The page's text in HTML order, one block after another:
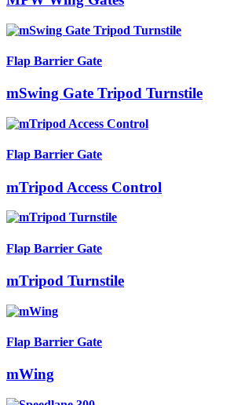
Flap Barrier Gate
mSwing Gate Tripod Turnstile
Flap Barrier Gate
mTripod Access Control
Flap Barrier Gate
mTripod Turnstile
Flap Barrier Gate
mWing